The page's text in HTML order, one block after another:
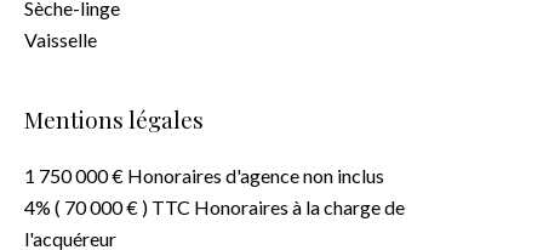
Sèche-linge
Vaisselle
Mentions légales
1 750 000 € Honoraires d'agence non inclus
4% ( 70 000 € ) TTC Honoraires à la charge de
l'acquéreur